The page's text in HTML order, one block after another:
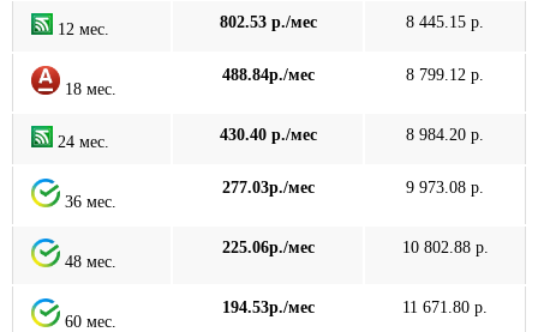
12 мес. 802.53 р./мес 8 445.15 р.
18 мес.
488.84р./мес 8 799.12 р.
24 мес. 430.40 р./мес 8 984.20 р.
36 мес.
277.03р./мес 9 973.08 р.
48 мес.
225.06р./мес 10 802.88 р.
60 мес.
194.53р./мес 11 671.80 р.